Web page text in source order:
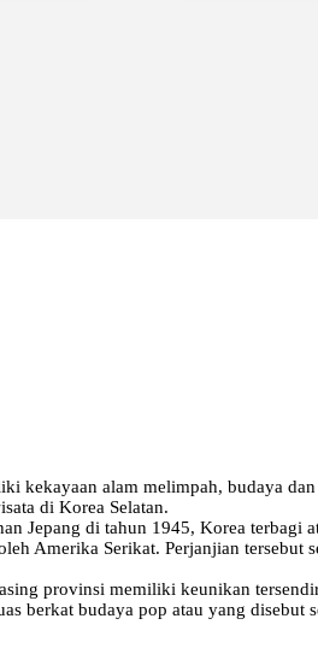
kekayaan alam melimpah, budaya
di Korea Selatan.
Jepang di tahun 1945, Korea terbagi
Amerika Serikat. Perjanjian tersebut
provinsi memiliki keunikan
berkat budaya pop atau yang disebut